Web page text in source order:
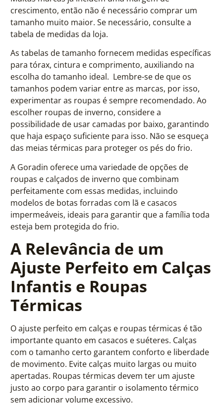
crescimento, então não é necessário comprar um
tamanho muito maior. Se necessário, consulte a
tabela de medidas da loja.
As tabelas de tamanho fornecem medidas específicas
para tórax, cintura e comprimento, auxiliando na
escolha do tamanho ideal. Lembre-se de que os
tamanhos podem variar entre as marcas, por isso,
experimentar as roupas é sempre recomendado. Ao
escolher roupas de inverno, considere a
possibilidade de usar camadas por baixo, garantindo
que haja espaço suficiente para isso. Não se esqueça
das meias térmicas para proteger os pés do frio.
A Goradin oferece uma variedade de opções de
roupas e calçados de inverno que combinam
perfeitamente com essas medidas, incluindo
modelos de botas forradas com lã e casacos
impermeáveis, ideais para garantir que a família toda
esteja bem protegida do frio.
A Relevância de um
Ajuste Perfeito em Calças
Infantis e Roupas
Térmicas
O ajuste perfeito em calças e roupas térmicas é tão
importante quanto em casacos e suéteres. Calças
com o tamanho certo garantem conforto e liberdade
de movimento. Evite calças muito largas ou muito
apertadas. Roupas térmicas devem ter um ajuste
justo ao corpo para garantir o isolamento térmico
sem adicionar volume excessivo.